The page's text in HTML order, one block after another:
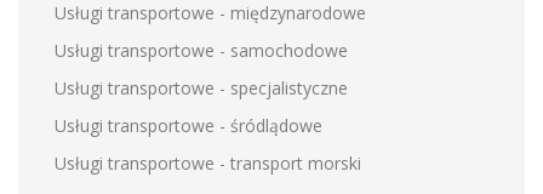
Usługi transportowe - międzynarodowe
Usługi transportowe - samochodowe
Usługi transportowe - specjalistyczne
Usługi transportowe - śródlądowe
Usługi transportowe - transport morski